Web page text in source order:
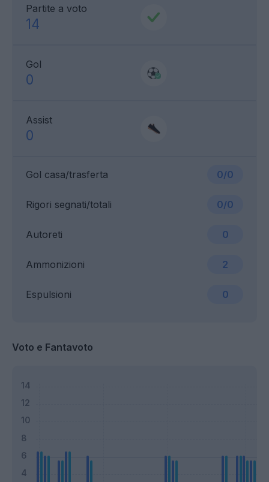
Partite a voto
14
Gol
0
Assist
0
Gol casa/trasferta 0/0
Ammonizioni 2
Rigori segnati/totali 0/0
Espulsioni 0
Autoreti 0
Voto e Fantavoto